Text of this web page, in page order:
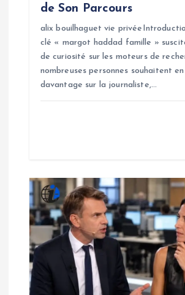
de Son Parcours
alix bouilhaguet vie
clé « margot haddad famille »
de curiosité sur les moteurs de
nombreuses personnes souhaitent
davantage sur la journaliste,…